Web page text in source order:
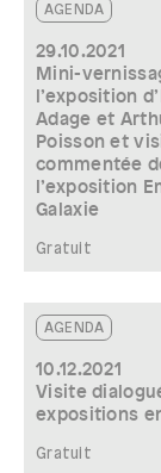
AGENDA
29.10.2021
Mini-
l’exposition
Adage et
Poisson et
commentée
l’exposition
Galaxie
Gratuit
AGENDA
10.12.2021
Visite
expositions
Gratuit